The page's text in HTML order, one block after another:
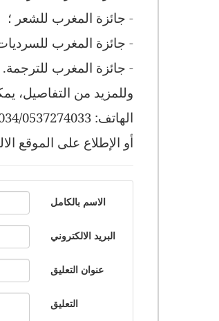
- جائزة المغرب للشعر ؛
- جائزة المغرب
- جائزة المغرب للترجمة.
وللمزيد من التفاصيل،
الهاتف: 0537274032/0537274034/0537274033
أو الإطلاع على الموقع
الاسم بالكامل
البريد الالكتروني
عنوان التعليق
التعليق